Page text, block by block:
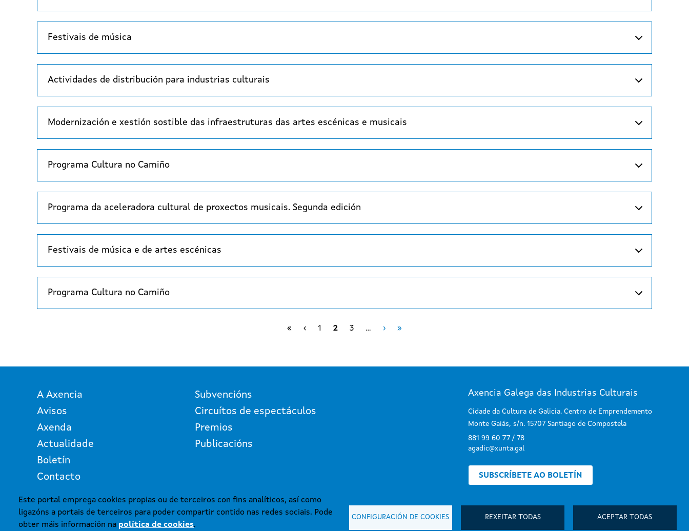
Este portal emprega cookies propias ou de terceiros con fins analíticos, así como
ligazóns a portais de terceiros para poder compartir contido nas redes sociais. Pode
obter máis información na política de cookies.
CONFIGURACIÓN DE COOKIES REXEITAR TODAS ACEPTAR TODAS
Festivais de música
Actividades de distribución para industrias culturais
Modernización e xestión sostible das infraestruturas das artes escénicas e musicais
Programa Cultura no Camiño
Programa da aceleradora cultural de proxectos musicais. Segunda edición
Festivais de música e de artes escénicas
Programa Cultura no Camiño
« First page
‹Páxina anterior
1 2 3 … ›Páxina Seguinte
»
A Axencia
Avisos
Axenda
Actualidade
Boletín
Contacto
Subvencións
Circuítos de espectáculos
Premios
Publicacións
Axencia Galega das Industrias Culturais
Cidade da Cultura de Galicia. Centro de Emprendemento
Monte Gaiás, s/n. 15707 Santiago de Compostela
881 99 60 77 / 78
agadic@xunta.gal
SUBSCRÍBETE AO BOLETÍN
© Xunta de Galicia. Información mantida e publicada na internet pola Axencia Galega das Industrias Culturais.